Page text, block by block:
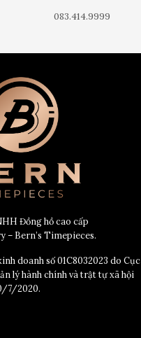
083.414.9999
Đồng hồ cao cấp
– Bern’s Timepieces.
doanh số 01C8032023 do Cục
lý hành chính và trật tự xã hội
7/2020.